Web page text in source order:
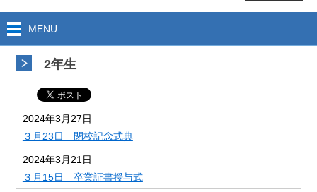
MENU
2年生
2024年3月27日
３月23日 閉校記念式典
2024年3月21日
３月15日 卒業証書授与式